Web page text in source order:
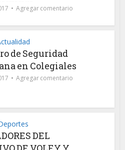
Agregar comentario
de Seguridad
en Colegiales
Agregar comentario
DEL